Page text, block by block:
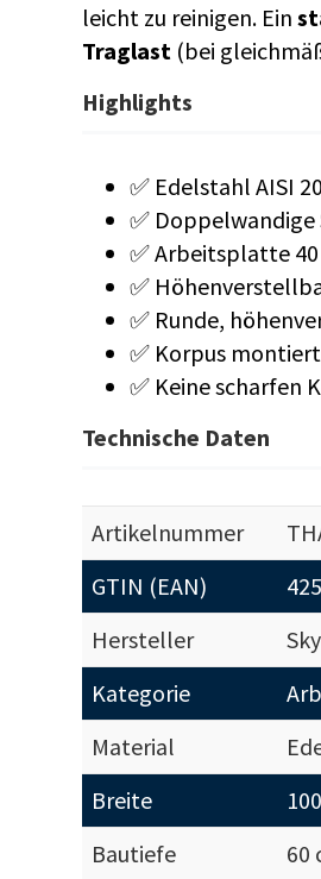
leicht zu reinigen. Ein
Traglast(bei
Highlights
✅ Edelstahl AISI
✅ Doppelwandige
✅ Arbeitsplatte
✅
✅ Runde,
✅ Korpus
✅ Keine scharfen
Technische Daten
Artikelnummer
GTIN (EAN)
Hersteller
Kategorie
Material
Breite
Bautiefe
60